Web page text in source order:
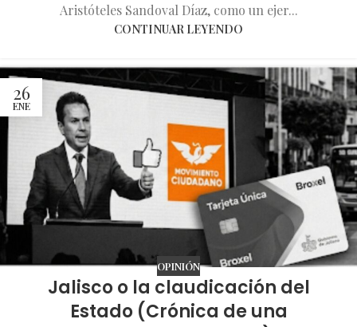
Aristóteles Sandoval Díaz, como un ejer...
CONTINUAR LEYENDO
26
ENE
OPINIÓN
Jalisco o la claudicación del
Estado (Crónica de una